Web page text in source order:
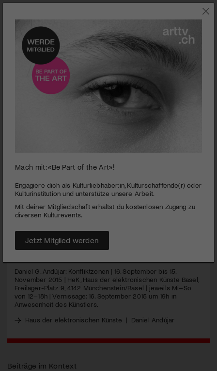
seconds
minutes,
seconds
Haus der elektronischen Künste Basel | Daniel G.
PUBLIZIERT AM 6. OKTOBER 2015
Der spanische Künstler Daniel G. Andújar hinterfragt in seiner
ersten Schweizer Einzelausstellung «Konfliktzonen» die
MEHR
Daniel G. Andújar: Konfliktzonen | 16. September bis 15.
November 2015 | HeK, Haus der elektronischen Künste Basel,
Freilager-Platz 9, 4142 Münchenstein/Basel | jeweils Mi–So
von 12–18h | Vernissage: 16. September 2015 um 19h in
Anwesenheit des Künstlers.
Haus der elektronischen Künste | Daniel Andújar
Beiträge im Kontext
Mach mit: «Be Part of the Art»!
Engagiere dich als Kulturliebhaber:in, Kulturschaffende(r) oder
Kulturinstitution und unterstütze unsere Arbeit.
Mit deiner Mitgliedschaft erhältst du kostenlosen Zugang zu
diversen Kulturevents.
Jetzt Mitglied werden